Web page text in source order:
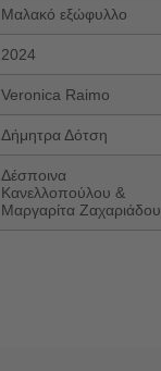
Μαλακό εξώφυλλο
2024
Veronica Raimo
Δήμητρα Δότση
Δέσποινα
Κανελλοπούλου &
Μαργαρίτα Ζαχαριάδου